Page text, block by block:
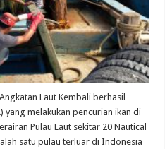
Laut Kembali berhasil
yang melakukan pencurian ikan di
Pulau Laut sekitar 20 Nautical
satu pulau terluar di Indonesia